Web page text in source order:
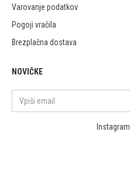
Varovanje podatkov
Pogoji vračila
Brezplačna dostava
NOVIČKE
Instagram